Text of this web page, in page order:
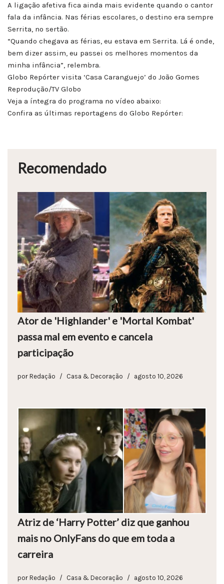
A ligação afetiva fica ainda mais evidente quando o cantor
fala da infância. Nas férias escolares, o destino era sempre
Serrita, no sertão.
“Quando chegava as férias, eu estava em Serrita. Lá é onde,
bem dizer assim, eu passei os melhores momentos da
minha infância”, relembra.
Globo Repórter visita ‘Casa Caranguejo’ do João Gomes
Reprodução/TV Globo
Veja a íntegra do programa no vídeo abaixo:
Confira as últimas reportagens do Globo Repórter:
Recomendado
Ator de 'Highlander' e 'Mortal Kombat'
passa mal em evento e cancela
participação
por Redação Casa & Decoração agosto 10, 2026
Atriz de ‘Harry Potter’ diz que ganhou
mais no OnlyFans do que em toda a
carreira
por Redação Casa & Decoração agosto 10, 2026